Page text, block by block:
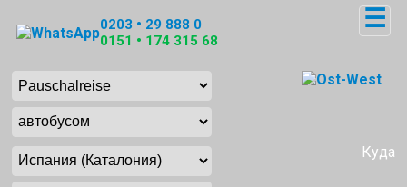
0203 • 29 888 0
0151 • 174 315 68
☰
Куда